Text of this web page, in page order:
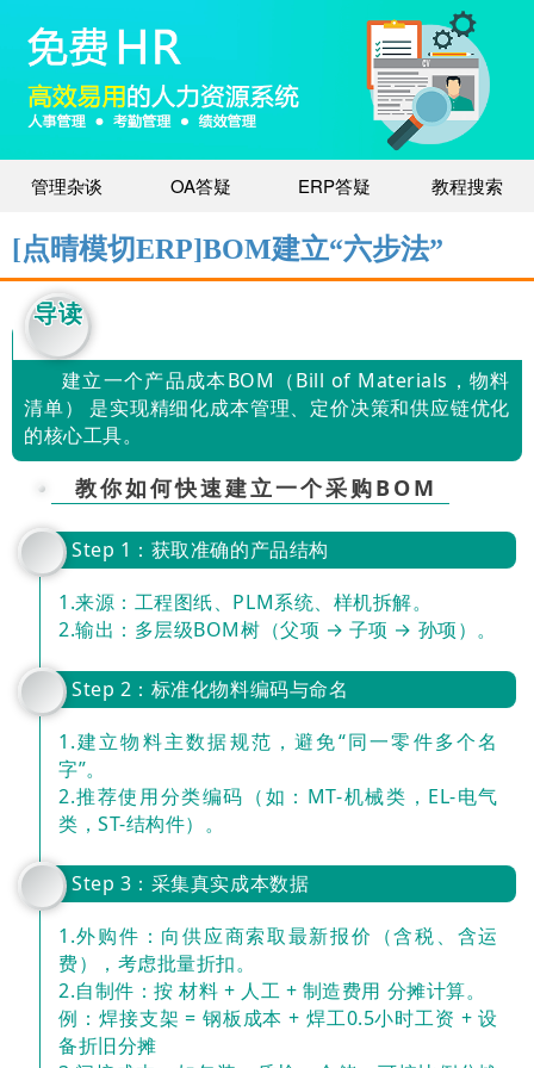
管理杂谈 OA答疑 ERP答疑 教程搜索
[点晴模切ERP]BOM建立“六步法”
导读
建立一个产品成本BOM（Bill of Materials，物料
清单） 是实现精细化成本管理、定价决策和供应链优化
的核心工具。
教你如何快速建立一个采购BOM
Step 1：获取准确的产品结构
1.来源：工程图纸、PLM系统、样机拆解。
2.输出：多层级BOM树（父项 → 子项 → 孙项）。
Step 2：标准化物料编码与命名
1.建立物料主数据规范，避免“同一零件多个名
字”。
2.推荐使用分类编码（如：MT-机械类，EL-电气
类，ST-结构件）。
Step 3：采集真实成本数据
1.外购件：向供应商索取最新报价（含税、含运
费），考虑批量折扣。
2.自制件：按 材料 + 人工 + 制造费用 分摊计算。
例：焊接支架 = 钢板成本 + 焊工0.5小时工资 + 设
备折旧分摊